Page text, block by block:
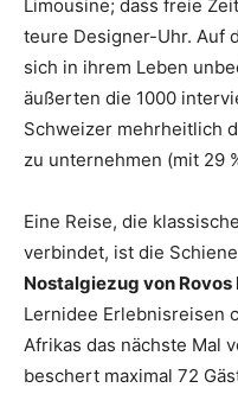
Limousine; dass freie
teure Designer-Uhr. Auf
sich in ihrem Leben
äußerten die 1000
Schweizer mehrheitlich
zu unternehmen (mit 29
Eine Reise, die
verbindet, ist die
Nostalgiezug von Rovos
Lernidee Erlebnisreisen
Afrikas das nächste Mal
beschert maximal 72